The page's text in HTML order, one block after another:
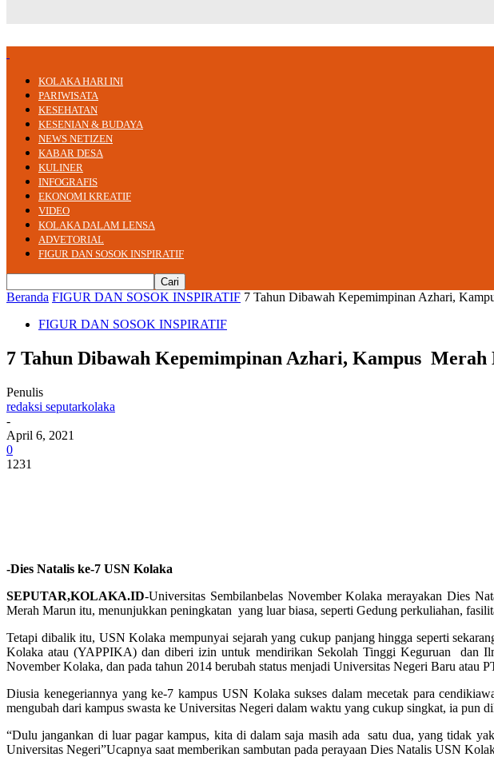
KOLAKA HARI INI
PARIWISATA
KESEHATAN
KESENIAN & BUDAYA
NEWS NETIZEN
KABAR DESA
KULINER
INFOGRAFIS
EKONOMI KREATIF
VIDEO
KOLAKA DALAM LENSA
ADVETORIAL
FIGUR DAN SOSOK INSPIRATIF
Beranda FIGUR DAN SOSOK INSPIRATIF 7 Tahun Dibawah Kepemimpinan Azhari,
FIGUR DAN SOSOK INSPIRATIF
7 Tahun Dibawah Kepemimpinan Azhari, Kampus Merah
Penulis
redaksi seputarkolaka
-
April 6, 2021
0
1231
-Dies Natalis ke-7 USN Kolaka
SEPUTAR,KOLAKA.ID-Universitas Sembilanbelas November Kolaka merayakan Dies
Merah Marun itu, menunjukkan peningkatan yang luar biasa, seperti Gedung perkuliahan,
Tetapi dibalik itu, USN Kolaka mempunyai sejarah yang cukup panjang hingga seperti
Kolaka atau (YAPPIKA) dan diberi izin untuk mendirikan Sekolah Tinggi Keguruan dan
November Kolaka, dan pada tahun 2014 berubah status menjadi Universitas Negeri Baru atau
Diusia kenegeriannya yang ke-7 kampus USN Kolaka sukses dalam mecetak para
mengubah dari kampus swasta ke Universitas Negeri dalam waktu yang cukup singkat, ia pun
“Dulu jangankan di luar pagar kampus, kita di dalam saja masih ada satu dua, yang tidak
Universitas Negeri”Ucapnya saat memberikan sambutan pada perayaan Dies Natalis USN